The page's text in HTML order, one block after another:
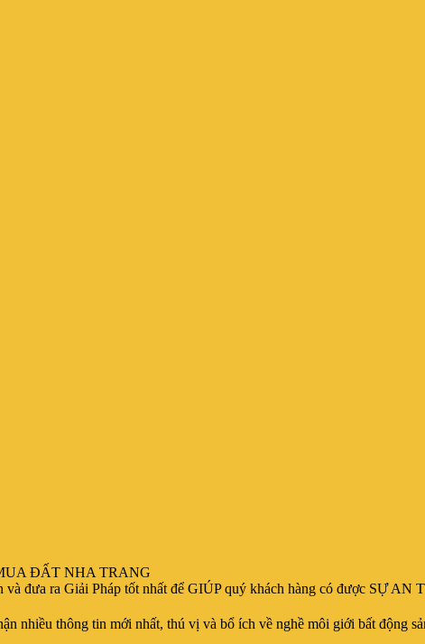
ĐẤT NHA TRANG
đưa ra Giải Pháp tốt nhất để GIÚP quý khách hàng có được SỰ
nhiều thông tin mới nhất, thú vị và bổ ích về nghề môi giới bất động